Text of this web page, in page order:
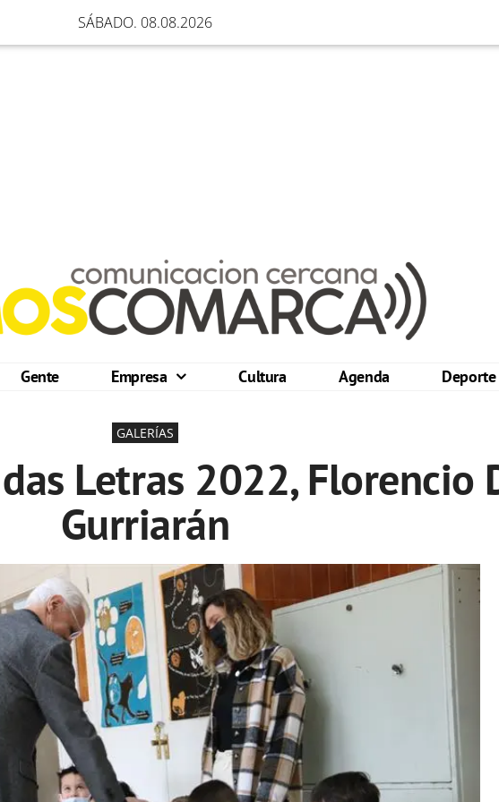
SÁBADO. 08.08.2026
Gente Empresa Cultura Agenda Deporte
GALERÍAS
Letras 2022, Florencio
Gurriarán